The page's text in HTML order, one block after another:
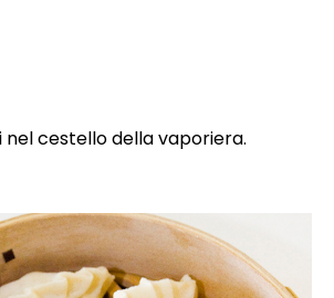
nel cestello della vaporiera.